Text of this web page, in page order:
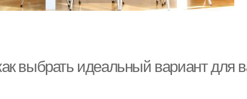
выбрать идеальный вариант для